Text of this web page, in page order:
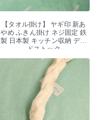
【タオル掛け】 ヤギ印 新あ
やめ ふきん掛け ネジ固定 鉄
製 日本製 キッチン収納 デッ
ドストック